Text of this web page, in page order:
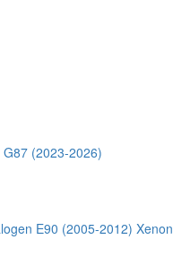
G87 (2023-2026)
E90 (2005-2012) Xenon